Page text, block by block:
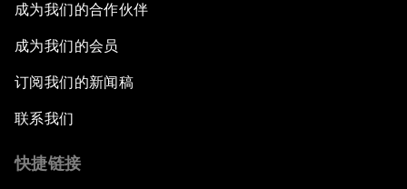
成为我们的合作伙伴
成为我们的会员
订阅我们的新闻稿
联系我们
快捷链接